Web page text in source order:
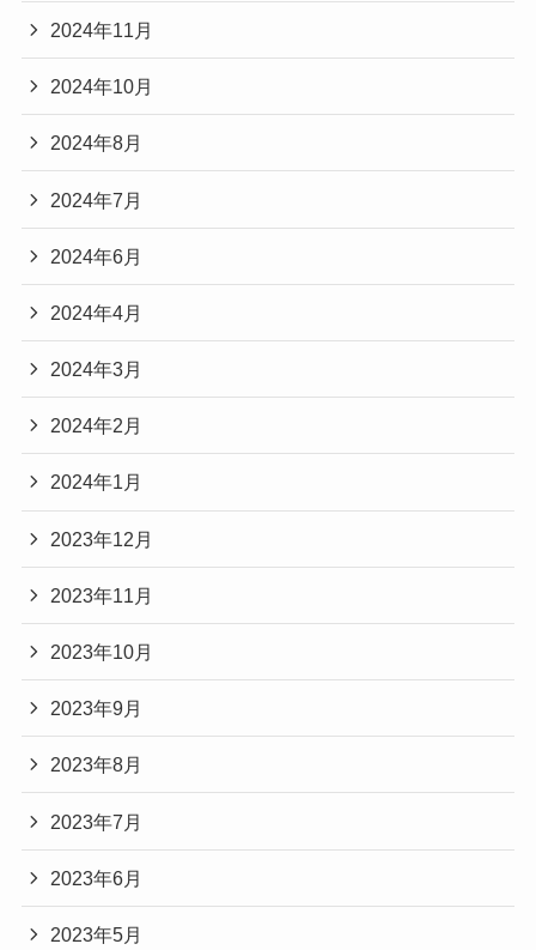
2024年11月
2024年10月
2024年8月
2024年7月
2024年6月
2024年4月
2024年3月
2024年2月
2024年1月
2023年12月
2023年11月
2023年10月
2023年9月
2023年8月
2023年7月
2023年6月
2023年5月